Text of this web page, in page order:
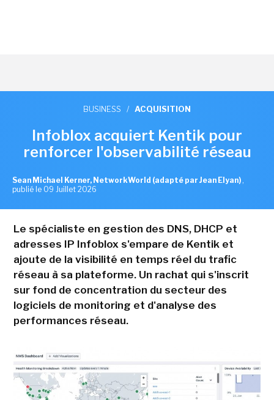
BUSINESS / ACQUISITION
Infoblox acquiert Kentik pour
renforcer l'observabilité réseau
Sean Michael Kerner, NetworkWorld (adapté par Jean Elyan) ,
publié le 09 Juillet 2026
Le spécialiste en gestion des DNS, DHCP et
adresses IP Infoblox s'empare de Kentik et
ajoute de la visibilité en temps réel du trafic
réseau à sa plateforme. Un rachat qui s'inscrit
sur fond de concentration du secteur des
logiciels de monitoring et d'analyse des
performances réseau.